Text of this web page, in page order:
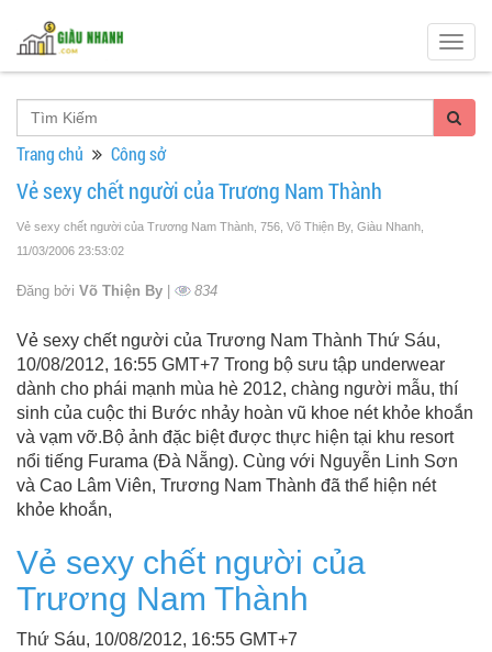
Trang chủ Công sở
Vẻ sexy chết người của Trương Nam Thành
Vẻ sexy chết người của Trương Nam Thành, 756, Võ Thiện By, Giàu Nhanh
11/03/2006 23:53:02
Đăng bởi Võ Thiện By | 834
Vẻ sexy chết người của Trương Nam Thành Thứ Sáu,
10/08/2012, 16:55 GMT+7 Trong bộ sưu tập underwear
dành cho phái mạnh mùa hè 2012, chàng người mẫu, thí
sinh của cuộc thi Bước nhảy hoàn vũ khoe nét khỏe khoắn
và vạm vỡ.Bộ ảnh đặc biệt được thực hiện tại khu resort
nổi tiếng Furama (Đà Nẵng). Cùng với Nguyễn Linh Sơn
và Cao Lâm Viên, Trương Nam Thành đã thể hiện nét
khỏe khoắn,
Vẻ sexy chết người của
Trương Nam Thành
Thứ Sáu, 10/08/2012, 16:55 GMT+7